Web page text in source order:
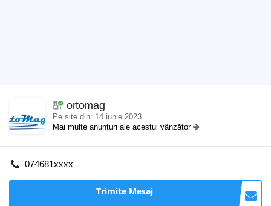
ortomag
Pe site din: 14 iunie 2023
Mai multe anunțuri ale acestui vânzător
074681xxxx
Trimite Mesaj